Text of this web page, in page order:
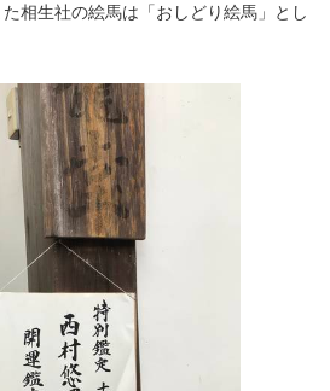
相生社の絵馬は「おしどり絵馬」とし